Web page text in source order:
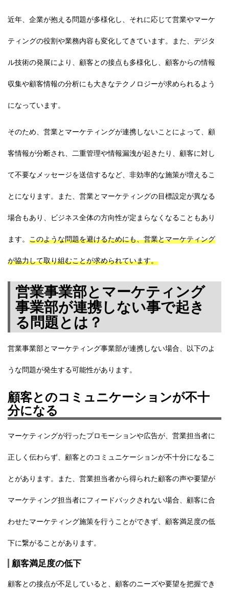
近年、企業が抱える問題が多様化し、それに応じて営業やマーケ
ティングの役割や業務内容も変化してきています。また、デジタ
ル技術の発展により、顧客との接点も多様化し、顧客からの情報
収集や顧客情報の分析にも大きなテクノロジーが求められるよう
になっています。
そのため、営業とマーケティングが連携しないことによって、顧
客情報が分断され、二重管理や情報漏洩が起きたり、顧客に対し
て不要なメッセージを送信するなど、非効率的な施策が増えるこ
とになります。また、営業とマーケティングの目標設定が異なる
場合もあり、ビジネス全体の方向性が定まらなくなることもあり
ます。 このような問題を避けるためにも、営業とマーケティング
が協力して取り組むことが求められています。
営業事業部とマーケティング
事業部が連携しない事で起き
る問題とは？
営業事業部とマーケティング事業部が連携しない場合、以下のよ
うな問題が発生する可能性があります。
顧客とのコミュニケーションが不十
分になる
マーケティングが行ったプロモーションや広告が、営業担当者に
正しく伝わらず、顧客とのコミュニケーションが不十分になるこ
とがあります。また、営業担当者から得られた顧客の声や要望が
マーケティング担当者にフィードバックされない場合、 顧客に合
わせたマーケティング施策を行うことができず、顧客満足度の低
下に繋がることがあります。
顧客満足度の低下
顧客との接点が不足していると、顧客のニーズや要望を把握でき